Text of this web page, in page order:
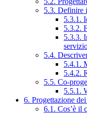
5.3. Definire
5.3.1.
5.3.2.
5.3.3.
5.4.
5.4.1.
5.4.2.
5.5. Co-
5.5.1.
6. Progettazione
6.1. Cos’è il